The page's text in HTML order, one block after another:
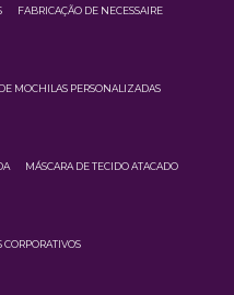
FABRICAÇÃO DE NECESSAIRE
MOCHILAS PERSONALIZADAS
MÁSCARA DE TECIDO ATACADO